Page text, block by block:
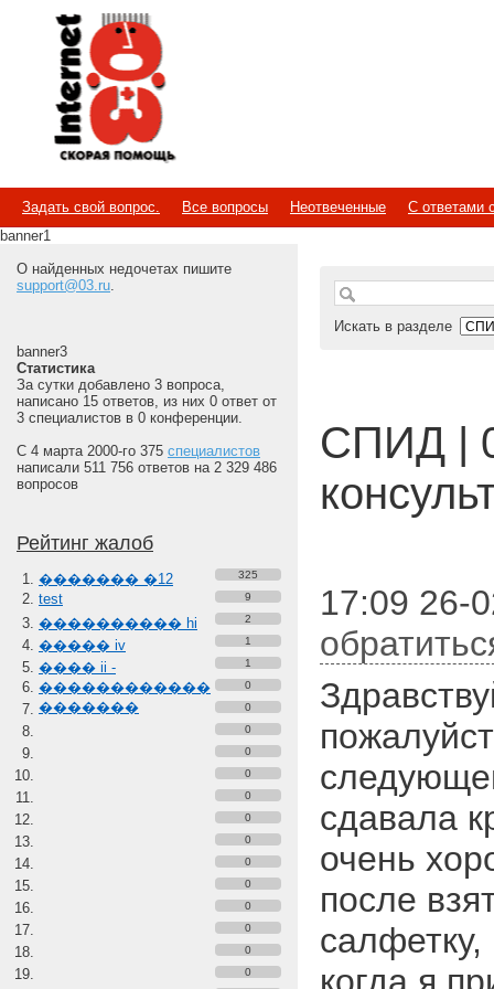
Internet
Скорая помощь
Задать свой вопрос. Все вопросы Неотвеченные
С ответами
banner1
О найденных недочетах пишите
support@03.ru.
banner3
Статистика
За сутки добавлено 3 вопроса,
написано 15 ответов, из них 0 ответ от
3 специалистов в 0 конференции.
С 4 марта 2000-го 375 специалистов
написали 511 756 ответов на 2 329 486
вопросов
Рейтинг жалоб
������� �12 325
test 9
���������� hi 2
����� iv 1
���� ii -
������������
�������
1
0
0
0
0
0
0
0
0
0
0
0
0
0
0
Искать в разделе
СПИД |
17:09 26-
сдавала
очень
после